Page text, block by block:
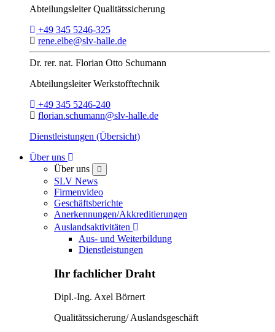
AbteilungsleiterQualitätssicherung
Telefon:
+49 345 5246-325
E-Mail:
rene.elbe@slv-halle.de
Dr. rer. nat. Florian Otto Schumann
AbteilungsleiterWerkstofftechnik
Telefon:
+49 345 5246-240
E-Mail:
florian.schumann@slv-halle.de
Dienstleistungen (Übersicht)
Über uns
Über uns
SLV News
Firmenvideo
Geschäftsberichte
Anerkennungen/Akkreditierungen
Auslandsaktivitäten Toggle Dropdown
Aus- und Weiterbildung
Dienstleistungen
Ihr fachlicher Draht
Dipl.-Ing. Axel Börnert
Qualitätssicherung/ Auslandsgeschäft